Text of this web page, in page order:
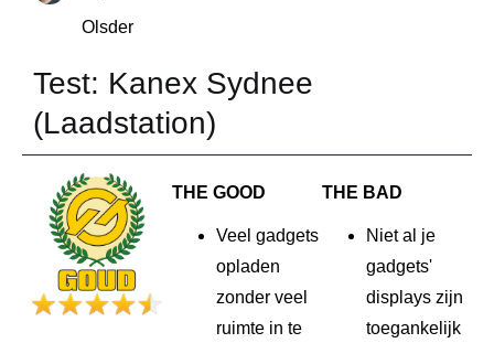
Olsder
Test: Kanex Sydnee
(Laadstation)
THE GOOD
Veel gadgets
opladen
zonder veel
ruimte in te
THE BAD
Niet al je
gadgets'
displays zijn
toegankelijk